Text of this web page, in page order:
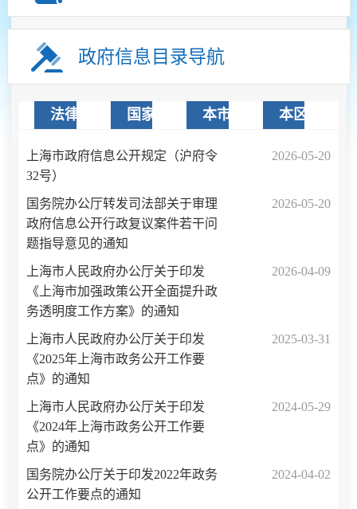
政府信息目录导航
法律法规 国家文件 本市文件 本区文件
2026-05-20
上海市政府信息公开规定（沪府令
32号）
2026-05-20
国务院办公厅转发司法部关于审理
政府信息公开行政复议案件若干问
题指导意见的通知
2026-04-09
上海市人民政府办公厅关于印发
《上海市加强政策公开全面提升政
务透明度工作方案》的通知
2025-03-31
上海市人民政府办公厅关于印发
《2025年上海市政务公开工作要
点》的通知
2024-05-29
上海市人民政府办公厅关于印发
《2024年上海市政务公开工作要
点》的通知
2024-04-02
国务院办公厅关于印发2022年政务
公开工作要点的通知